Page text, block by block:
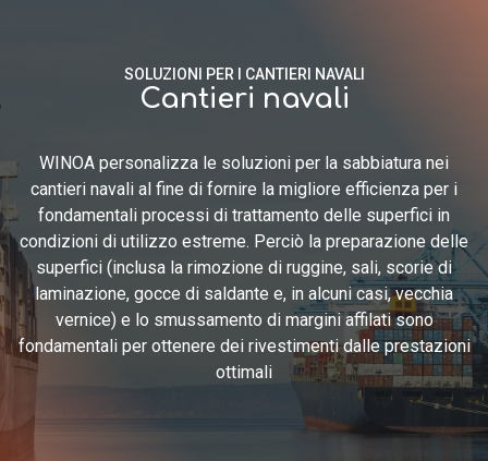
Cantieri navali
SOLUZIONI PER I CANTIERI NAVALI
WINOA personalizza le soluzioni per la sabbiatura nei
cantieri navali al fine di fornire la migliore efficienza per i
fondamentali processi di trattamento delle superfici in
condizioni di utilizzo estreme. Perciò la preparazione delle
superfici (inclusa la rimozione di ruggine, sali, scorie di
laminazione, gocce di saldante e, in alcuni casi, vecchia
vernice) e lo smussamento di margini affilati sono
fondamentali per ottenere dei rivestimenti dalle prestazioni
ottimali